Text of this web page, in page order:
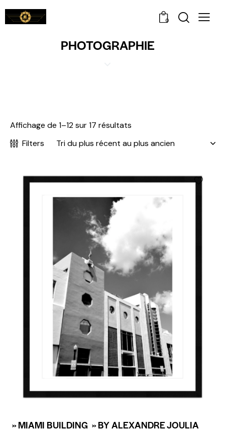
0
PHOTOGRAPHIE
Affichage de 1–12 sur 17 résultats
Filters
» MIAMI BUILDING » BY ALEXANDRE JOULIA